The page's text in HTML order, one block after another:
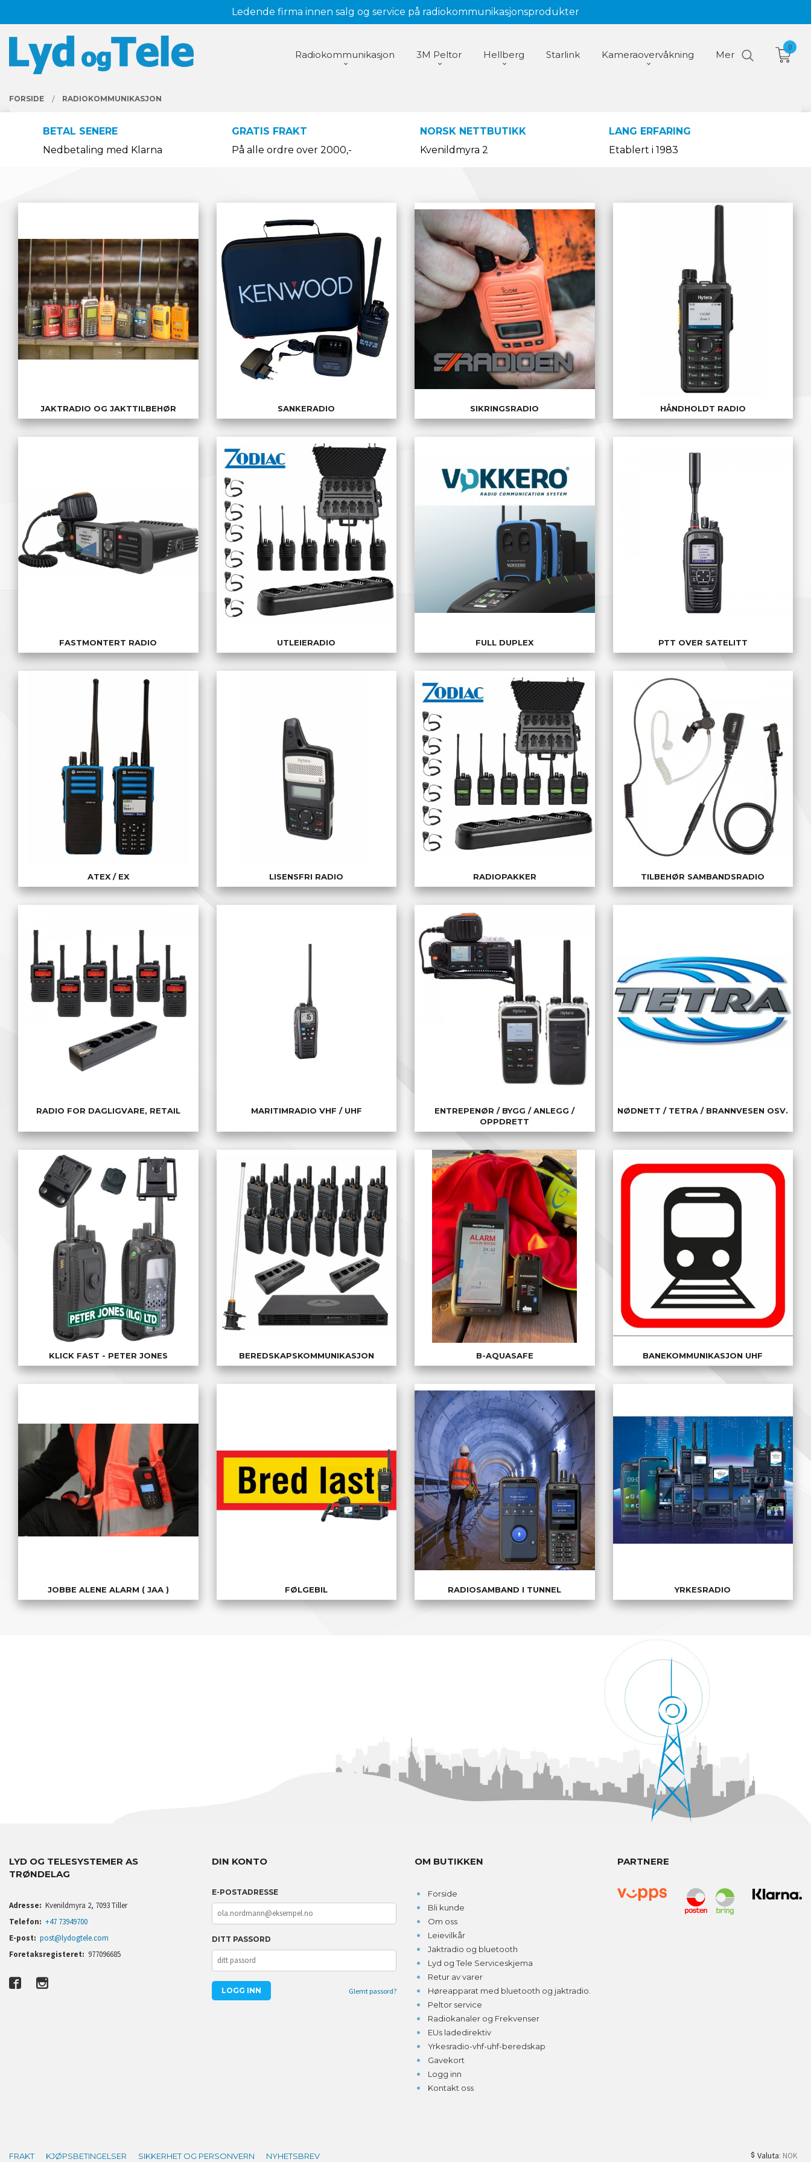
til
innholdet
Ledende firma innen salg og service på radiokommunikasjonsprodukter
PRODUKTER
Radiokommunikasjon 3M Peltor Hellberg Starlink Kameraovervåkning Mer
0
FORSIDE RADIOKOMMUNIKASJON
BETAL SENERE
Nedbetaling med Klarna
GRATIS FRAKT
På alle ordre over 2000,-
NORSK NETTBUTIKK
Kvenildmyra 2
LANG ERFARING
Etablert i 1983
JAKTRADIO OG JAKTTILBEHØR SANKERADIO SIKRINGSRADIO HÅNDHOLDT RADIO
FASTMONTERT RADIO UTLEIERADIO FULL DUPLEX PTT OVER SATELITT
ATEX / EX LISENSFRI RADIO RADIOPAKKER TILBEHØR SAMBANDSRADIO
RADIO FOR DAGLIGVARE, RETAIL MARITIMRADIO VHF / UHF
ENTREPENØR / BYGG / ANLEGG /
OPPDRETT
NØDNETT / TETRA / BRANNVESEN OSV.
KLICK FAST - PETER JONES BEREDSKAPSKOMMUNIKASJON B-AQUASAFE BANEKOMMUNIKASJON UHF
JOBBE ALENE ALARM ( JAA ) FØLGEBIL RADIOSAMBAND I TUNNEL YRKESRADIO
LYD OG TELESYSTEMER AS
TRØNDELAG
Adresse: Kvenildmyra 2, 7093 Tiller
Telefon: +47 73949700
E-post: post@lydogtele.com
Foretaksregisteret: 977096685
DIN KONTO
E-POSTADRESSE
DITT PASSORD
Glemt passord?
OM BUTIKKEN
Forside
Bli kunde
Om oss
Leievilkår
Jaktradio og bluetooth
Lyd og Tele Serviceskjema
Retur av varer
Høreapparat med bluetooth og jaktradio.
Peltor service
Radiokanaler og Frekvenser
EUs ladedirektiv
Yrkesradio-vhf-uhf-beredskap
Gavekort
Logg inn
Kontakt oss
PARTNERE
Valuta: NOK
FRAKT KJØPSBETINGELSER SIKKERHET OG PERSONVERN NYHETSBREV